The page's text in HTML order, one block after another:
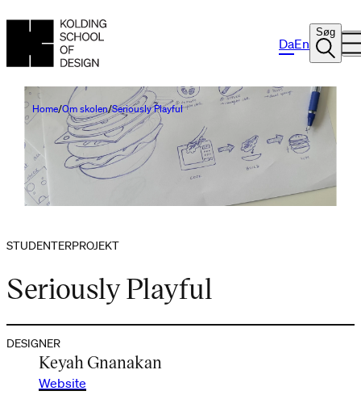
DaEn
Søg
Home Om skolen Seriously Playful
STUDENTERPROJEKT
Seriously Playful
DESIGNER
Keyah Gnanakan
Website